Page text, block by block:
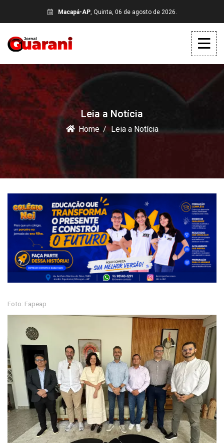
Macapá-AP, Quinta, 06 de agosto de 2026.
Leia a Notícia
Home Leia a Notícia
Foto: Fapeap